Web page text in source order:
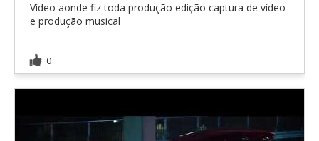
Vídeo aonde fiz toda produção edição captura de vídeo
e produção musical
0